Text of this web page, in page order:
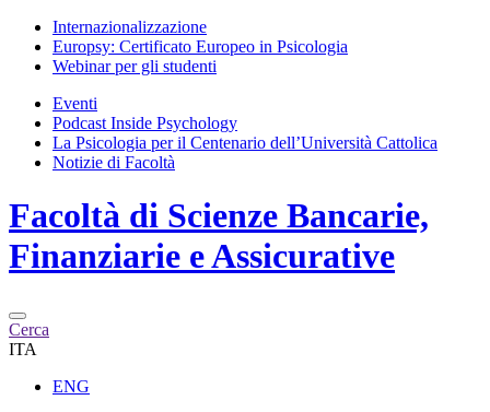
Internazionalizzazione
Europsy: Certificato Europeo in Psicologia
Webinar per gli studenti
Eventi
Podcast Inside Psychology
La Psicologia per il Centenario dell’Università Cattolica
Notizie di Facoltà
Facoltà di Scienze Bancarie,
Finanziarie e Assicurative
Cerca
ITA
ENG